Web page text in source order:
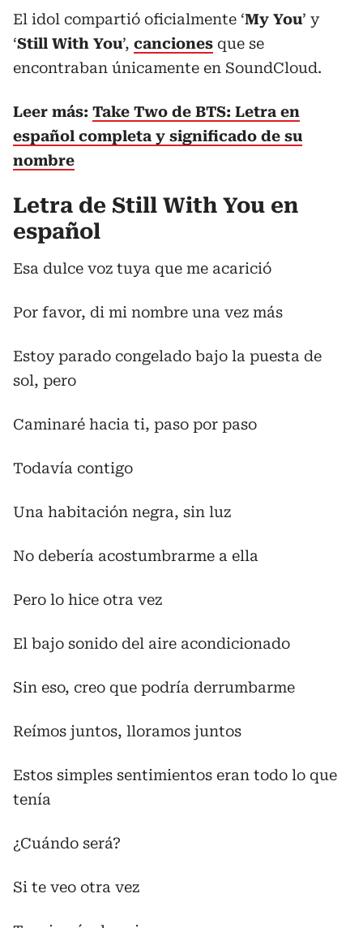
El idol compartió oficialmente ‘My You’ y
‘Still With You’, canciones que se
encontraban únicamente en SoundCloud.
Leer más: Take Two de BTS: Letra en
español completa y significado de su
nombre
Letra de Still With You en
español
Esa dulce voz tuya que me acarició
Por favor, di mi nombre una vez más
Estoy parado congelado bajo la puesta de
sol, pero
Caminaré hacia ti, paso por paso
Todavía contigo
Una habitación negra, sin luz
No debería acostumbrarme a ella
Pero lo hice otra vez
El bajo sonido del aire acondicionado
Sin eso, creo que podría derrumbarme
Reímos juntos, lloramos juntos
Estos simples sentimientos eran todo lo que
tenía
¿Cuándo será?
Si te veo otra vez